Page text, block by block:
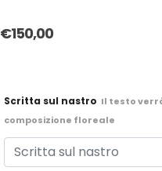
€150,00
Scritta sul nastro Il testo
composizione floreale